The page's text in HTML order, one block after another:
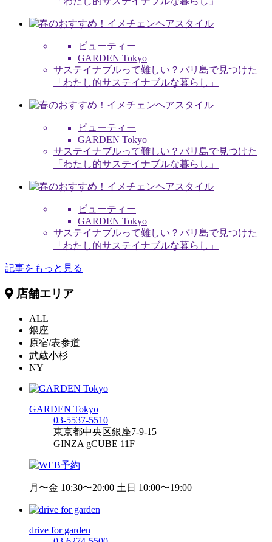
ビューティー
GARDEN Tokyo
サステイナブルって難しい？バリ島で見つけた
「わたし的サステイナブルな暮らし」
ビューティー
GARDEN Tokyo
サステイナブルって難しい？バリ島で見つけた
「わたし的サステイナブルな暮らし」
ビューティー
GARDEN Tokyo
サステイナブルって難しい？バリ島で見つけた
「わたし的サステイナブルな暮らし」
記事をもっと見る
店舗エリア
ALL
銀座
原宿/表参道
武蔵小杉
NY
GARDEN Tokyo
03-5537-5510
東京都中央区銀座7-9-15
GINZA gCUBE 11F
月〜金 10:30〜20:00 土日 10:00〜19:00
drive for garden